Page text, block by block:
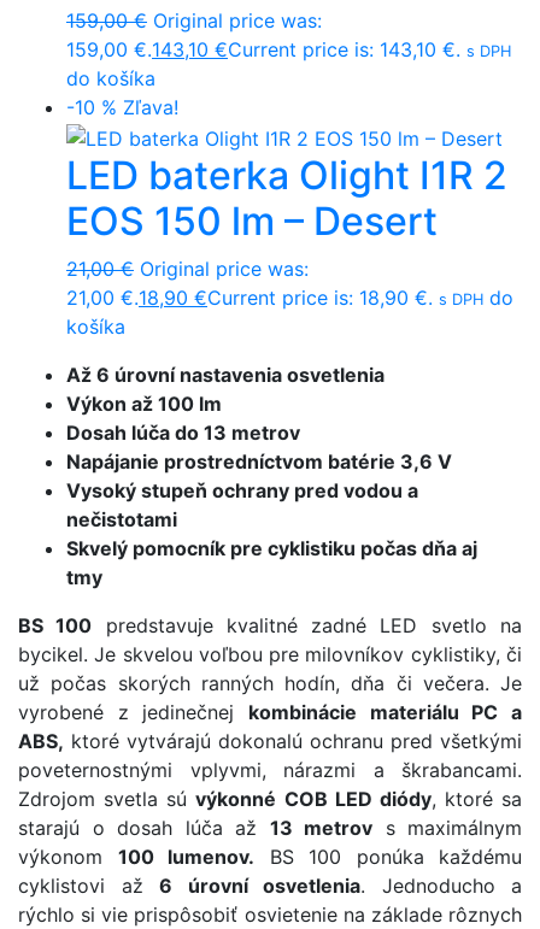
159,00€ Original price was:
159,00 €.143,10 €Current price is: 143,10 €. s DPH
do košíka
-10 % Zľava!
LED baterka Olight I1R 2
EOS 150 lm – Desert
21,00€ Original price was:
21,00 €.18,90 €Current price is: 18,90 €. s DPH do
košíka
Až 6 úrovní nastavenia osvetlenia
Výkon až 100 lm
Dosah lúča do 13 metrov
Napájanie prostredníctvom batérie 3,6 V
Vysoký stupeň ochrany pred vodou a
nečistotami
Skvelý pomocník pre cyklistiku počas dňa aj
tmy
BS 100 predstavuje kvalitné zadné LED svetlo na
bycikel. Je skvelou voľbou pre milovníkov cyklistiky, či
už počas skorých ranných hodín, dňa či večera. Je
vyrobené z jedinečnej kombinácie materiálu PC a
ABS, ktoré vytvárajú dokonalú ochranu pred všetkými
poveternostnými vplyvmi, nárazmi a škrabancami.
Zdrojom svetla súvýkonné COB LED diódy, ktoré sa
starajú o dosah lúča až 13 metrov s maximálnym
výkonom 100 lumenov. BS 100 ponúka každému
cyklistovi až 6 úrovní osvetlenia. Jednoducho a
rýchlo si vie prispôsobiť osvietenie na základe rôznych